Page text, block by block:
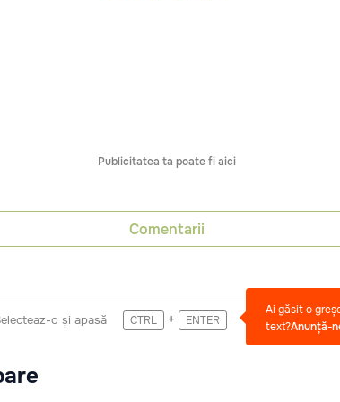
Publicitatea ta poate fi aici
Comentarii
o și apasă CTRL + ENTER
Ai găsit o
text?Anunță-